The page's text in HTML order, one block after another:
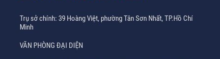
Trụ sở chính: 39 Hoàng Việt, phường Tân Sơn Nhất, TP.Hồ Chí
Minh
VĂN PHÒNG ĐẠI DIỆN